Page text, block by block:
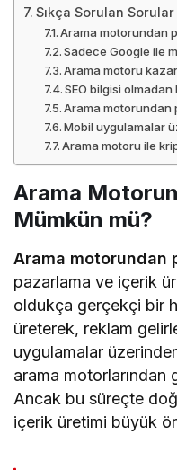
Sıkça Sorulan Sorular
Arama motorundan
Sadece Google ile
Arama motoru
SEO bilgisi
Arama motorundan
Mobil uygulamalar
Arama motoru ile
Arama
Mümkün mü?
Arama motorundan
pazarlama ve içerik
oldukça gerçekçi bir
üreterek, reklam
uygulamalar
arama motorlarından
Ancak bu süreçte
içerik üretimi büyük